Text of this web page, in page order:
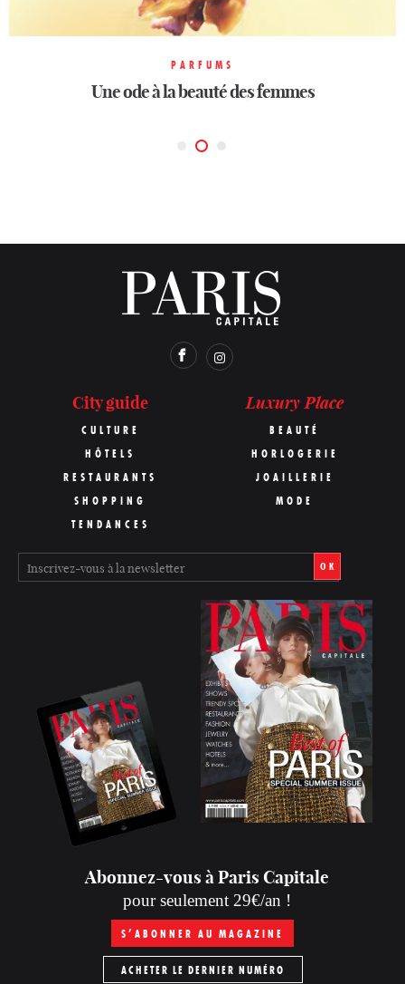
PARFUMS
Une ode à la beauté des femmes
PARFUMS
La lavande en majesté
PARFUMS
Opulence et luxe
City guide
CULTURE
HÔTELS
RESTAURANTS
SHOPPING
TENDANCES
Luxury Place
BEAUTÉ
HORLOGERIE
JOAILLERIE
MODE
OK
Abonnez-vous à Paris Capitale
pour seulement 29€/an !
S’ABONNER AU MAGAZINE
ACHETER LE DERNIER NUMÉRO